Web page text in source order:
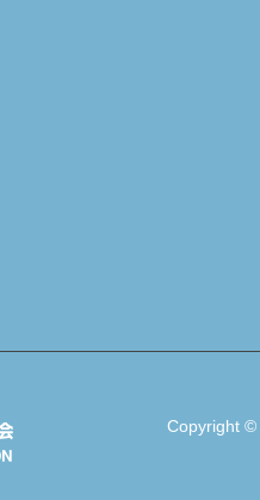
Copyright ©